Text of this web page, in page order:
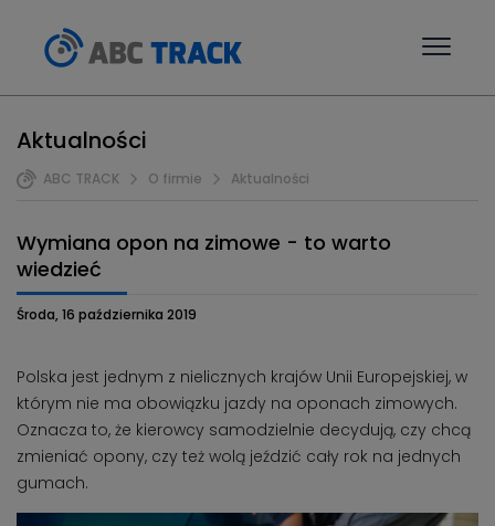
Aktualności
ABC TRACK O firmie Aktualności
Wymiana opon na zimowe - to warto
wiedzieć
Środa, 16 października 2019
Polska jest jednym z nielicznych krajów Unii Europejskiej, w
którym nie ma obowiązku jazdy na oponach zimowych.
Oznacza to, że kierowcy samodzielnie decydują, czy chcą
zmieniać opony, czy też wolą jeździć cały rok na jednych
gumach.